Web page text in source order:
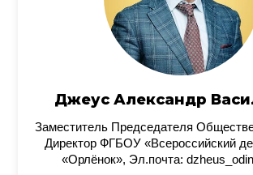
Джеус Александр
Заместитель Председателя
Директор ФГБОУ «Всероссийский
«Орлёнок», Эл.почта: